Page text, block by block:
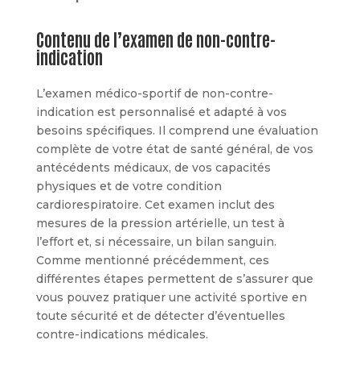
Contenu de l’examen de non-contre-
indication
L’examen médico-sportif de non-contre-
indication est personnalisé et adapté à vos
besoins spécifiques. Il comprend une évaluation
complète de votre état de santé général, de vos
antécédents médicaux, de vos capacités
physiques et de votre condition
cardiorespiratoire. Cet examen inclut des
mesures de la pression artérielle, un test à
l’effort et, si nécessaire, un bilan sanguin.
Comme mentionné précédemment, ces
différentes étapes permettent de s’assurer que
vous pouvez pratiquer une activité sportive en
toute sécurité et de détecter d’éventuelles
contre-indications médicales.